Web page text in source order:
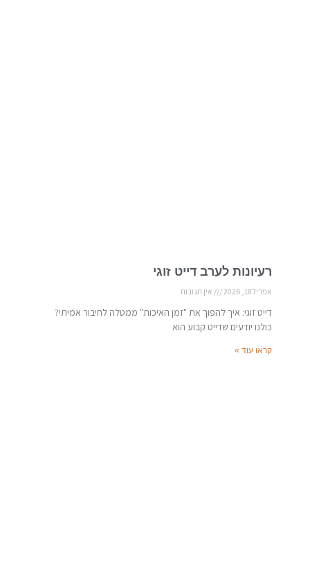
רעיונות לערב דייט זוגי
אפריל 18, 2026 אין תגובות
דייט זוגי: איך להפוך את "זמן האיכות" ממטלה לחיבור אמיתי?
כולנו יודעים שדייט קבוע הוא
קראו עוד »